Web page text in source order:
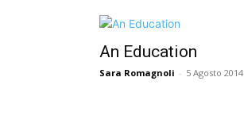
An Education
Sara Romagnoli - 5 Agosto 2014